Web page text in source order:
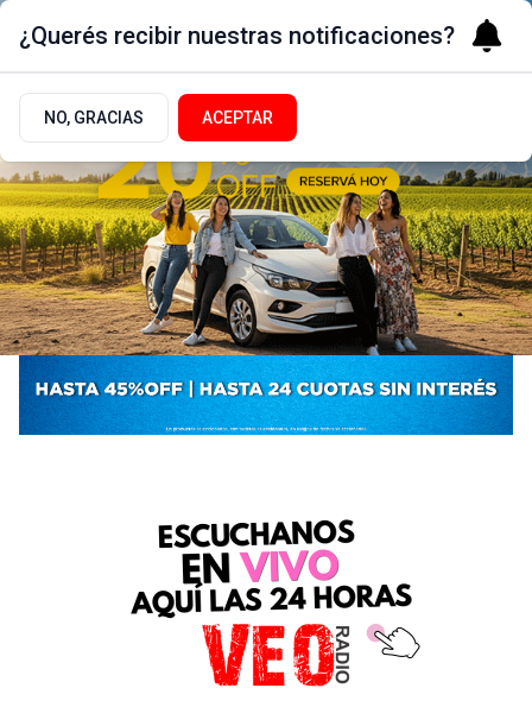
¿Querés recibir nuestras notificaciones?
NO, GRACIAS ACEPTAR